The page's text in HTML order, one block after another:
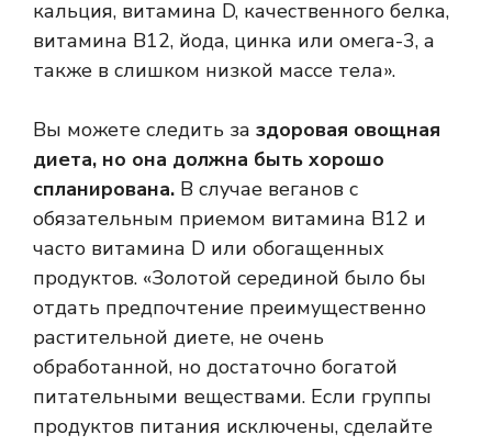
кальция, витамина D, качественного белка,
витамина B12, йода, цинка или омега-3, а
также в слишком низкой массе тела».
Вы можете следить за здоровая овощная
диета, но она должна быть хорошо
спланирована. В случае веганов с
обязательным приемом витамина B12 и
часто витамина D или обогащенных
продуктов. «Золотой серединой было бы
отдать предпочтение преимущественно
растительной диете, не очень
обработанной, но достаточно богатой
питательными веществами. Если группы
продуктов питания исключены, сделайте